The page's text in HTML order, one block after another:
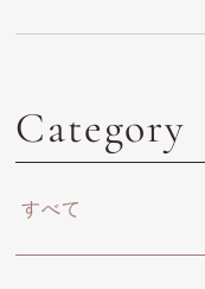
Category
すべて